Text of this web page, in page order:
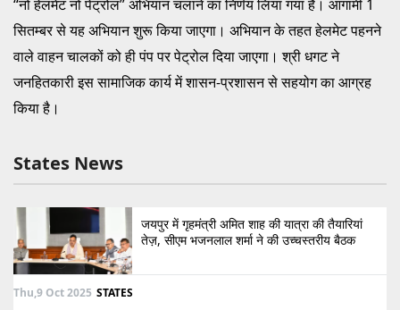
“नो हेलमेट नो पेट्रोल” अभियान चलाने का निर्णय लिया गया है। आगामी 1
सितम्बर से यह अभियान शुरू किया जाएगा। अभियान के तहत हेलमेट पहनने
वाले वाहन चालकों को ही पंप पर पेट्रोल दिया जाएगा। श्री धगट ने
जनहितकारी इस सामाजिक कार्य में शासन-प्रशासन से सहयोग का आग्रह
किया है।
States News
जयपुर में गृहमंत्री अमित शाह की यात्रा की तैयारियां
तेज़, सीएम भजनलाल शर्मा ने की उच्चस्तरीय बैठक
Thu,9 Oct 2025 STATES